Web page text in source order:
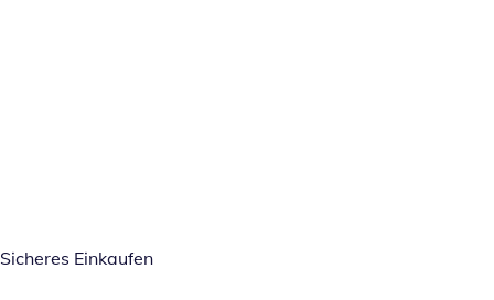
Sicheres Einkaufen